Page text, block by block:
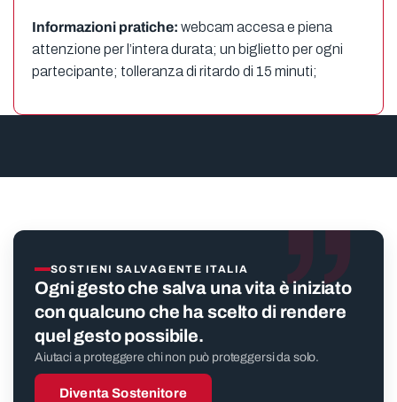
Informazioni pratiche: webcam accesa e piena
attenzione per l’intera durata; un biglietto per ogni
partecipante; tolleranza di ritardo di 15 minuti;
”
SOSTIENI SALVAGENTE ITALIA
Ogni gesto che salva una vita è iniziato
con qualcuno che ha scelto di rendere
quel gesto possibile.
Aiutaci a proteggere chi non può proteggersi da solo.
Diventa Sostenitore